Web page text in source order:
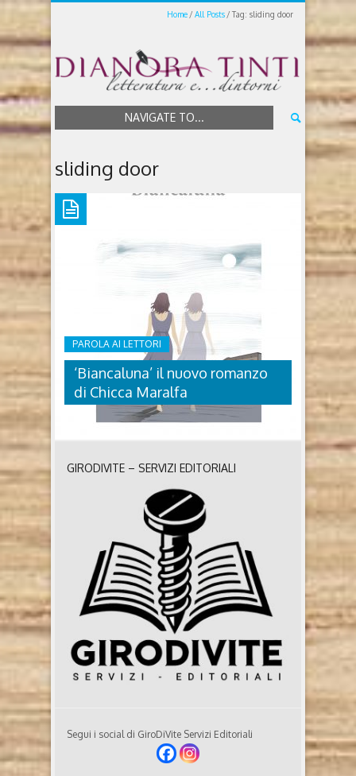
Home All Posts Tag: sliding door
NAVIGATE TO...
sliding door
PAROLA AI LETTORI
‘Biancaluna’ il nuovo romanzo
di Chicca Maralfa
‘BIANCALUNA’ IL NUOVO
ROMANZO DI CHICCA MARALFA
Biancaluna di Chicca Maralfa (Les Flâneurs Edizioni,
2026) Chi è Chicca Maralfa Barese, giornalista
professionista, ha collaborato con La Gazzetta del
Mezzogiorno, Ciao 2001 e Music, Antenna Sud e
Rete 4. È responsabile dell’ufficio stampa di
Unioncamere Puglia. Nell’ottobre del 2018 ha
esordito con la black comedy Festa al trullo (Les
Flâneurs Edizioni), della quale sono ..
GIRODIVITE – SERVIZI EDITORIALI
Segui i social di GiroDiVite Servizi Editoriali